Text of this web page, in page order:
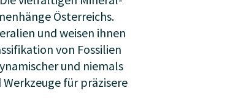
Österreichs.
und weisen ihnen
von Fossilien
und niemals
für präzisere